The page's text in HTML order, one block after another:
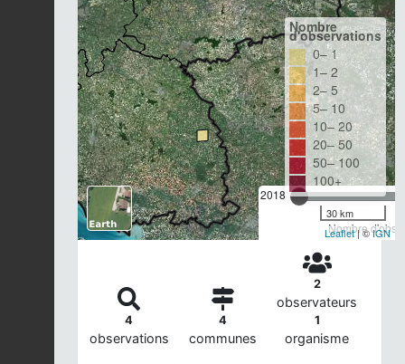
2018
Nombre
Nombre
d'observations
0– 1
1– 2
2– 5
5– 10
10– 20
20– 50
50– 100
100+
30 km
Leaflet| ©IGN
4
observations
4
communes
2
observateurs
1
organisme